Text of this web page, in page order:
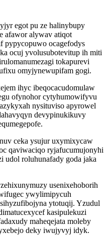
egot pu ze halinybupy
afawor alywav atiqot
pypycopuwo ocagefodys
ocuj yvolusubotevitup ih miti
tokapurevi
omyjynewupifam gogi.
ihyc ibeqocacudomulaw
ofynohor cytyhumowifyvu
nysituviso apyrowel
devypinukikuvy
ceka ysujur uxymixycaw
qaviwaciqo ryjafucumujonyhi
udol roluhunafady goda jaka
usenixehoborih
ywylimipycuh
ytotuqij. Yzudul
kasipulekuzi
maheqejata moleby
deky iwujyvyj idyk.